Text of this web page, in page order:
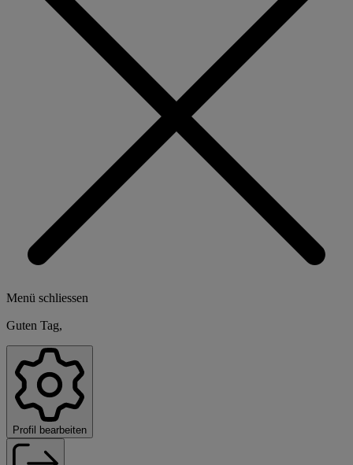
Menü schliessen
Guten Tag,
Profil bearbeiten